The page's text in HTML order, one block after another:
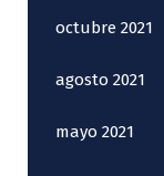
octubre 2021
agosto 2021
mayo 2021